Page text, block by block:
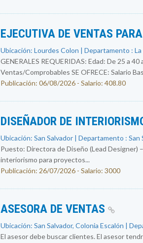
EJECUTIVA DE VENTAS
Ubicación: Lourdes Colon | Departamento :
GENERALES REQUERIDAS: Edad: De 25 a
Ventas/Comprobables SE OFRECE: Salario
Publicación: 06/08/2026 - Salario: 408.80
DISEÑADOR DE
Ubicación: San Salvador | Departamento : San
Puesto: Directora de Diseño (Lead Designer)
interiorismo para proyectos...
Publicación: 26/07/2026 - Salario: 3000
ASESORA DE VENTAS
Ubicación: San Salvador, Colonia Escalón |
El asesor debe buscar clientes. El asesor